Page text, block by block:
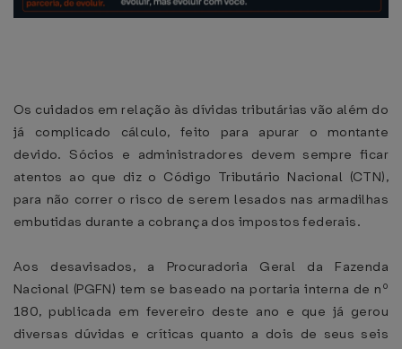
Os cuidados em relação às dívidas tributárias vão além do
já complicado cálculo, feito para apurar o montante
devido. Sócios e administradores devem sempre ficar
atentos ao que diz o Código Tributário Nacional (CTN),
para não correr o risco de serem lesados nas armadilhas
embutidas durante a cobrança dos impostos federais.
Aos desavisados, a Procuradoria Geral da Fazenda
Nacional (PGFN) tem se baseado na portaria interna de nº
180, publicada em fevereiro deste ano e que já gerou
diversas dúvidas e críticas quanto a dois de seus seis